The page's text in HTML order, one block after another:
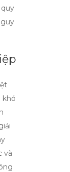
khó
và